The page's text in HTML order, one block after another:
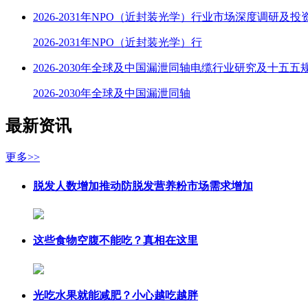
2026-2031年NPO（近封装光学）行业市场深度调研及投
2026-2031年NPO（近封装光学）行
2026-2030年全球及中国漏泄同轴电缆行业研究及十五五
2026-2030年全球及中国漏泄同轴
最新资讯
更多>>
脱发人数增加推动防脱发营养粉市场需求增加
这些食物空腹不能吃？真相在这里
光吃水果就能减肥？小心越吃越胖